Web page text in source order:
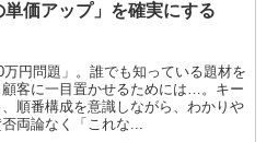
単価アップ」を確実にする
円問題」。誰でも知っている題材を
客に一目置かせるためには…。キー
順番構成を意識しながら、わかりや
両論なく「これな...